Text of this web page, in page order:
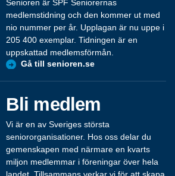
Senioren är SPF Seniorernas
medlemstidning och den kommer ut med
nio nummer per år. Upplagan är nu uppe i
205 400 exemplar. Tidningen är en
uppskattad medlemsförmån.
Gå till senioren.se
Bli medlem
Vi är en av Sveriges största
seniororganisationer. Hos oss delar du
gemenskapen med närmare en kvarts
miljon medlemmar i föreningar över hela